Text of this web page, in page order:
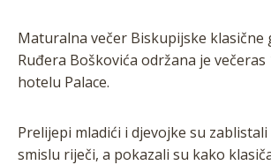
Maturalna večer Biskupijske klasične
Ruđera Boškovića održana je večeras
hotelu Palace.
Prelijepi mladići i djevojke su
smislu riječi, a pokazali su kako